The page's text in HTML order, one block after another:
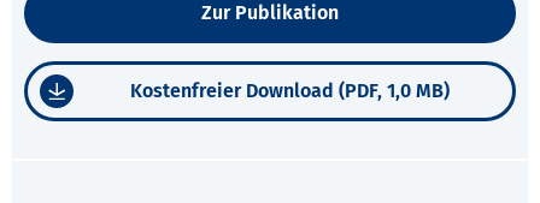
Zur Publikation
Kostenfreier Download (PDF, 1,0 MB)